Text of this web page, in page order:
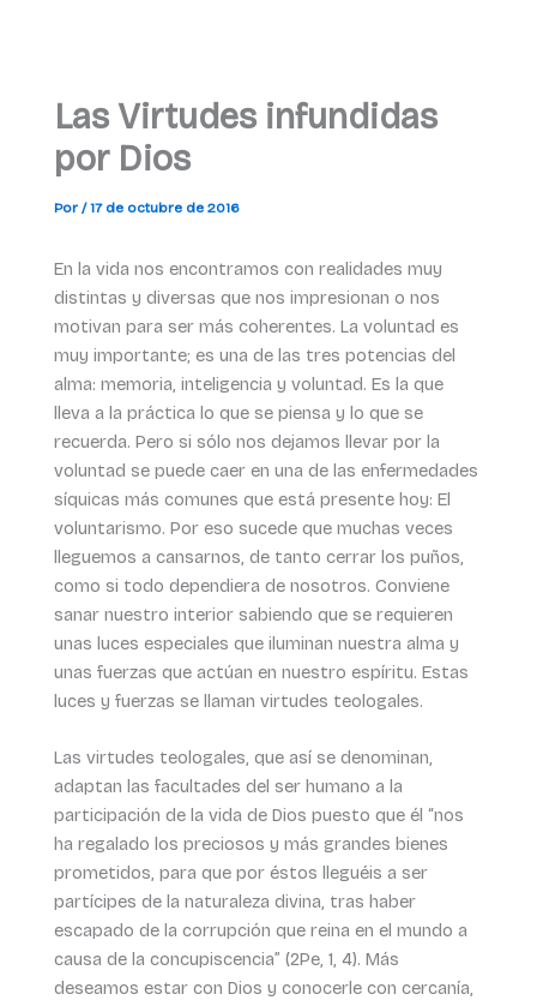
Las Virtudes infundidas
por Dios
Por /17 de octubre de 2016
En la vida nos encontramos con realidades muy
distintas y diversas que nos impresionan o nos
motivan para ser más coherentes. La voluntad es
muy importante; es una de las tres potencias del
alma: memoria, inteligencia y voluntad. Es la que
lleva a la práctica lo que se piensa y lo que se
recuerda. Pero si sólo nos dejamos llevar por la
voluntad se puede caer en una de las enfermedades
síquicas más comunes que está presente hoy: El
voluntarismo. Por eso sucede que muchas veces
lleguemos a cansarnos, de tanto cerrar los puños,
como si todo dependiera de nosotros. Conviene
sanar nuestro interior sabiendo que se requieren
unas luces especiales que iluminan nuestra alma y
unas fuerzas que actúan en nuestro espíritu. Estas
luces y fuerzas se llaman virtudes teologales.
Las virtudes teologales, que así se denominan,
adaptan las facultades del ser humano a la
participación de la vida de Dios puesto que él “nos
ha regalado los preciosos y más grandes bienes
prometidos, para que por éstos lleguéis a ser
partícipes de la naturaleza divina, tras haber
escapado de la corrupción que reina en el mundo a
causa de la concupiscencia” (2Pe, 1, 4). Más
deseamos estar con Dios y conocerle con cercanía,